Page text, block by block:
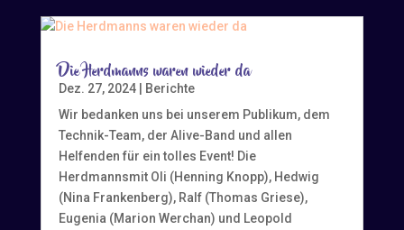
Die Herdmanns waren wieder da
Dez. 27, 2024|
Berichte
Wir bedanken uns bei unserem Publikum, dem
Technik-Team, der Alive-Band und allen
Helfenden für ein tolles Event! Die
Herdmannsmit Oli (Henning Knopp), Hedwig
(Nina Frankenberg), Ralf (Thomas Griese),
Eugenia (Marion Werchan) und Leopold